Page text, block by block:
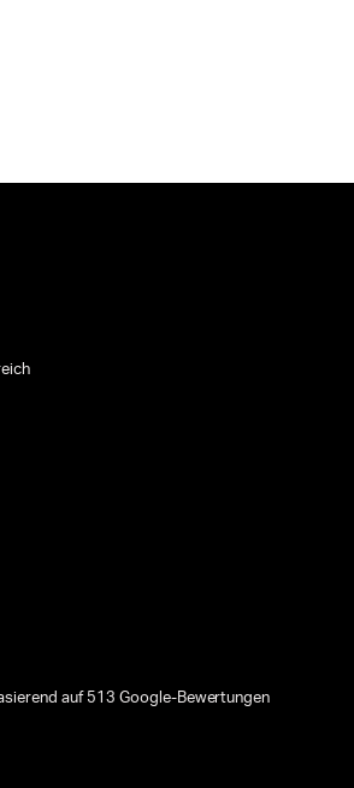
auf 513 Google-Bewertungen